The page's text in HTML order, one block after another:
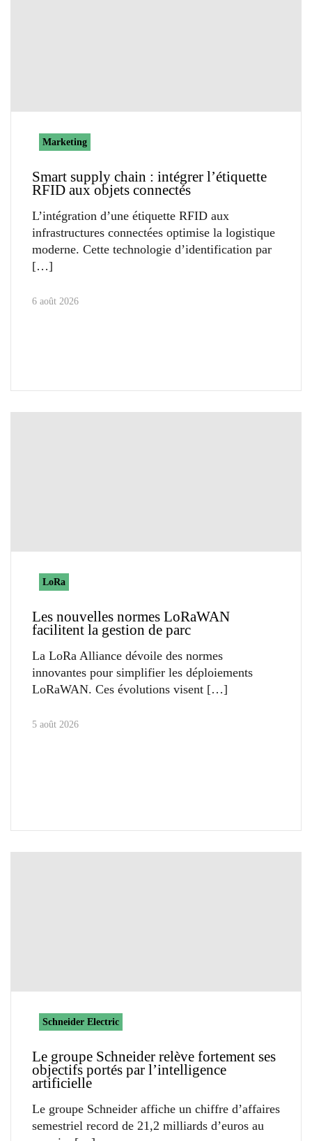
Marketing
Smart supply chain : intégrer l’étiquette
RFID aux objets connectés
L’intégration d’une étiquette RFID aux
infrastructures connectées optimise la logistique
moderne. Cette technologie d’identification par
6 août 2026
LoRa
Les nouvelles normes LoRaWAN
facilitent la gestion de parc
La LoRa Alliance dévoile des normes
innovantes pour simplifier les déploiements
LoRaWAN. Ces évolutions visent
5 août 2026
Schneider Electric
Le groupe Schneider relève fortement ses
objectifs portés par l’intelligence
artificielle
Le groupe Schneider affiche un chiffre d’affaires
semestriel record de 21,2 milliards d’euros au